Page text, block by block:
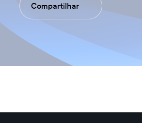
Compartilhar